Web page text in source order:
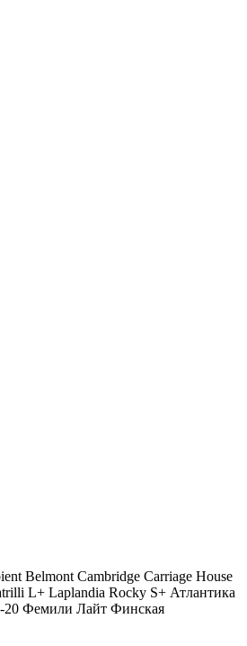
Belmont Cambridge Carriage House
L+ Laplandia Rocky S+ Атлантика
Фемили Лайт Финская